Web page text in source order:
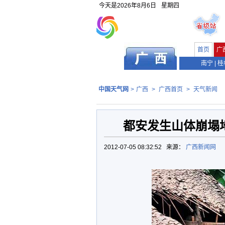
今天是2026年8月6日 星期四
首页
广
南宁
桂
中国天气网 > 广西 > 广西首页 > 天气新闻
都安发生山体崩塌
2012-07-05 08:32:52 来源： 广西新闻网